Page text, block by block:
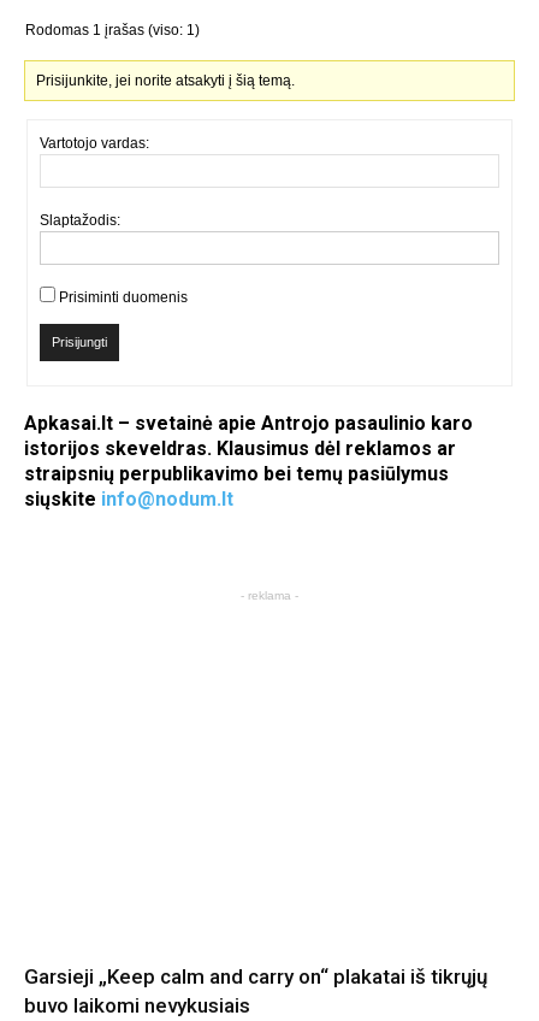
Rodomas 1 įrašas (viso: 1)
Prisijunkite, jei norite atsakyti į šią temą.
Vartotojo vardas:
Slaptažodis:
Prisiminti duomenis
Prisijungti
Apkasai.lt – svetainė apie Antrojo pasaulinio karo
istorijos skeveldras. Klausimus dėl reklamos ar
straipsnių perpublikavimo bei temų pasiūlymus
siųskite info@nodum.lt
- reklama -
Garsieji „Keep calm and carry on“ plakatai iš tikrųjų
buvo laikomi nevykusiais